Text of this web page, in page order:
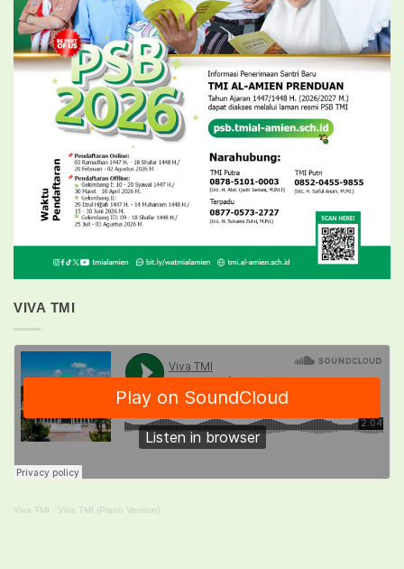
VIVA TMI
Viva TMI · Viva TMI (Piano Version)